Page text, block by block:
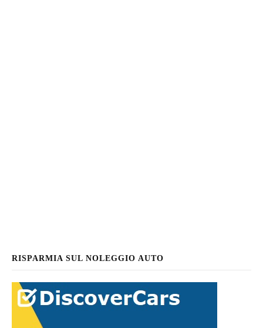
RISPARMIA SUL NOLEGGIO AUTO